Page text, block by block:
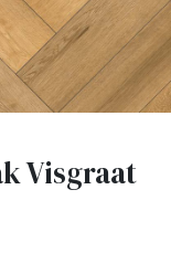
Visgraat